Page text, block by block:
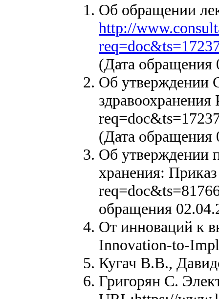
Об обращении
http://
(Дата обращения
Об утверждении
(Дата обращения
Об утверждении
хранения:
обращения
От инноваций к
Innovation-to-
Кугач В.В.,
Григорян C.